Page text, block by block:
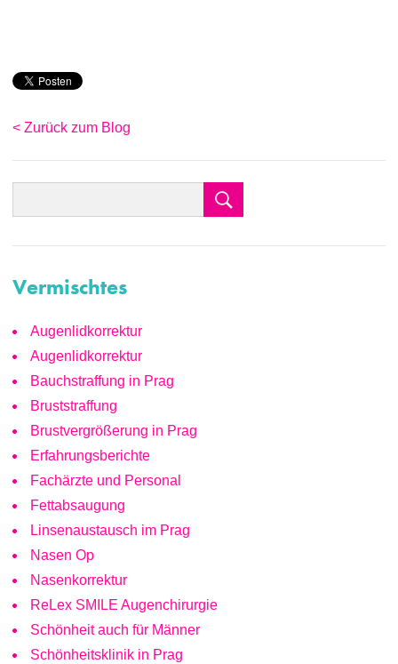
< Zurück zum Blog
Vermischtes
Augenlidkorrektur
Augenlidkorrektur
Bauchstraffung in Prag
Bruststraffung
Brustvergrößerung in Prag
Erfahrungsberichte
Fachärzte und Personal
Fettabsaugung
Linsenaustausch im Prag
Nasen Op
Nasenkorrektur
ReLex SMILE Augenchirurgie
Schönheit auch für Männer
Schönheitsklinik in Prag